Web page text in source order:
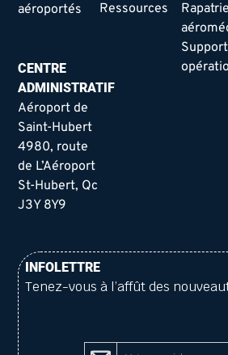
aéroportés
CENTRE
ADMINISTRATIF
Aéroport de
Saint-Hubert
4980, route
de L’Aéroport
St-Hubert, Qc
J3Y 8Y9
Ressources
Support
INFOLETTRE
Tenez-vous à l’affût des